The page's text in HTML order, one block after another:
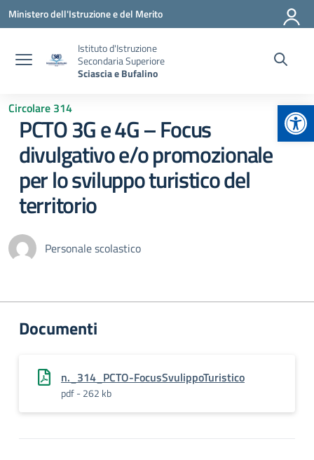
Vai ai contenuti
Vai al menu di navigazione
Vai al footer
Ministero dell'Istruzione e del Merito
Istituto d'Istruzione
Secondaria Superiore
Sciascia e Bufalino
Circolare 314
PCTO 3G e 4G – Focus
divulgativo e/o promozionale
per lo sviluppo turistico del
territorio
Personale scolastico
Documenti
n._314_PCTO-FocusSvulippoTuristico
pdf - 262 kb